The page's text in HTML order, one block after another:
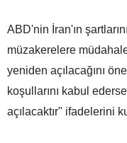
ABD'nin İran'ın
müzakerelere
yeniden açılacağını
koşullarını kabul
açılacaktır" ifadelerini